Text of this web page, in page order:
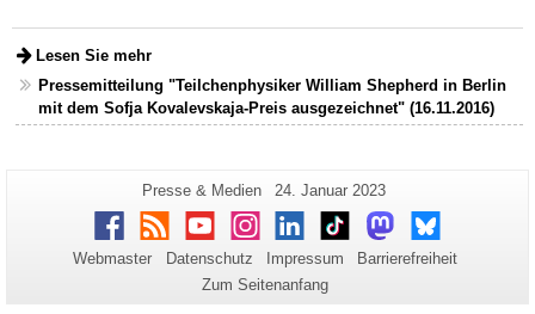
Lesen Sie mehr
Pressemitteilung "Teilchenphysiker William Shepherd in Berlin
mit dem Sofja Kovalevskaja-Preis ausgezeichnet" (16.11.2016)
Zusätzliche
Informationen
zu
dieser
Seite
Seiten-
Name:
Presse & Medien
Letzte
Aktualisierung:
24. Januar 2023
Facebook
RSS YoutubeInstagram
LinkedInTikTokMastodonBluesky
Webmaster Datenschutz Impressum
Barrierefreiheit
Zum Seitenanfang